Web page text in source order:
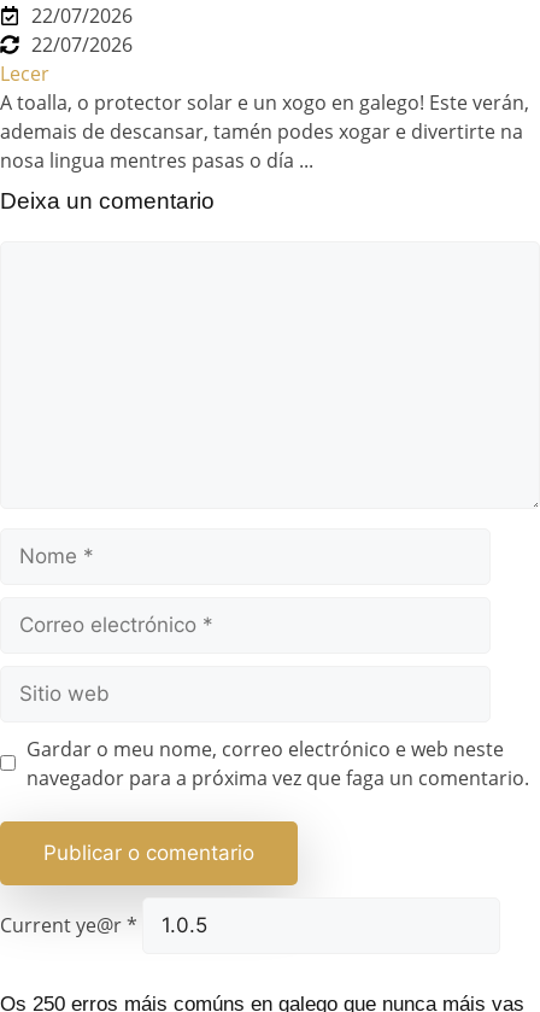
22/07/2026
22/07/2026
Lecer
A toalla, o protector solar e un xogo en galego! Este verán,
ademais de descansar, tamén podes xogar e divertirte na
nosa lingua mentres pasas o día ...
Deixa un comentario
Gardar o meu nome, correo electrónico e web neste
navegador para a próxima vez que faga un comentario.
Current ye@r*
Os 250 erros máis comúns en galego que nunca máis vas